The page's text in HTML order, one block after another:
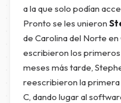
a la que solo podían
Pronto se les unieron
de Carolina del Norte en
escribieron los
meses más tarde,
reescribieron la primera
C, dando lugar al